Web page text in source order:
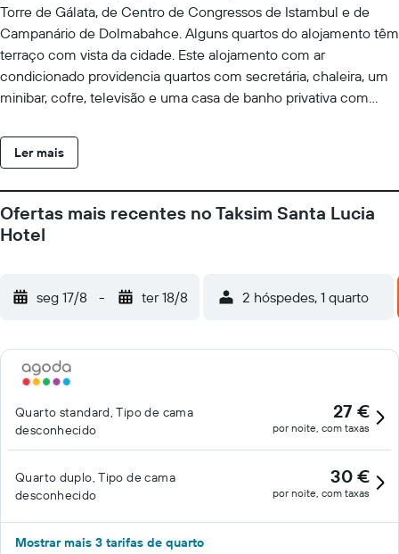
Torre de Gálata, de Centro de Congressos de Istambul e de
Campanário de Dolmabahce. Alguns quartos do alojamento têm
terraço com vista da cidade. Este alojamento com ar
condicionado providencia quartos com secretária, chaleira, um
minibar, cofre, televisão e uma casa de banho privativa com
No alojamento, cada quarto tem roupa de cama e toalhas. Os
funcionários da receção falam árabe, alemão, inglês e turco, e
Santa Lucia Hotel tem vários pontos de interesse populares nas
suas proximidades, incluindo Rua Istiklal, Praça Taksim e Estação
aeroporto por um custo adicional.
Ler mais
Ofertas mais recentes no Taksim Santa Lucia
Hotel
seg 17/8 - ter 18/8 2 hóspedes, 1 quarto
Quarto standard, Tipo de cama
desconhecido
27 €
por noite, com taxas
Quarto duplo, Tipo de cama
desconhecido
30 €
por noite, com taxas
Mostrar mais 3 tarifas de quarto